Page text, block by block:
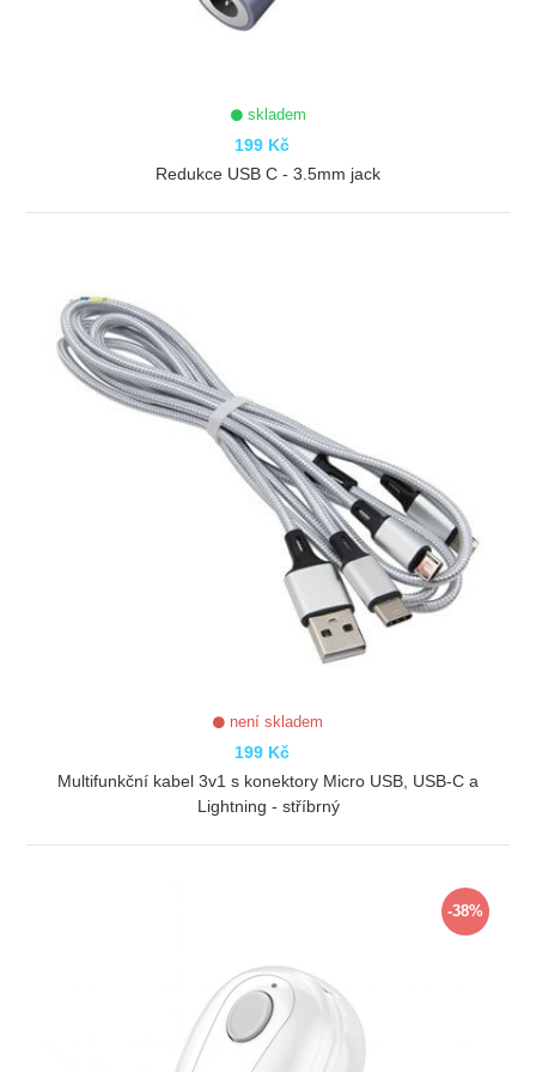
skladem
199 Kč
Redukce USB C - 3.5mm jack
není skladem
199 Kč
Multifunkční kabel 3v1 s konektory Micro USB, USB-C a
Lightning - stříbrný
-38%